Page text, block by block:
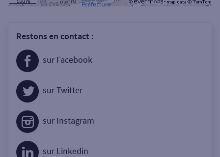
Restons en contact :
sur Facebook
sur Twitter
sur Instagram
sur Linkedin